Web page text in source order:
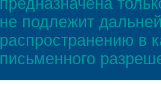
предназначена
не подлежит
распространению в
письменного